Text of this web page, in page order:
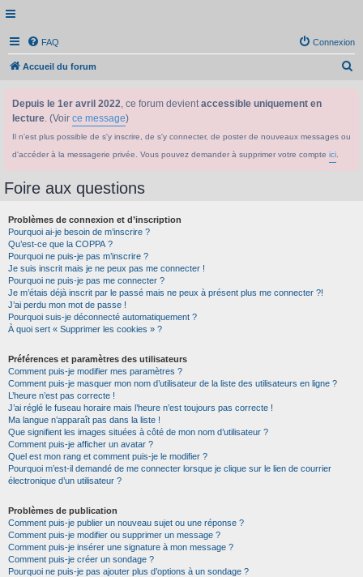
FAQ Connexion
Accueil du forum
Depuis le 1er avril 2022, ce forum devientaccessible uniquement en
lecture. (Voir ce message)
Il n'est plus possible de s'y inscrire, de s'y connecter, de poster de nouveaux messages ou
d'accéder à la messagerie privée. Vous pouvez demander à supprimer votre compte ici
Foire aux questions
Problèmes de connexion et d’inscription
Pourquoi ai-je besoin de m’inscrire ?
Qu’est-ce que la COPPA ?
Pourquoi ne puis-je pas m’inscrire ?
Je suis inscrit mais je ne peux pas me connecter !
Pourquoi ne puis-je pas me connecter ?
Je m’étais déjà inscrit par le passé mais ne peux à présent plus me connecter ?!
J’ai perdu mon mot de passe !
Pourquoi suis-je déconnecté automatiquement ?
À quoi sert « Supprimer les cookies » ?
Préférences et paramètres des utilisateurs
Comment puis-je modifier mes paramètres ?
Comment puis-je masquer mon nom d’utilisateur de la liste des utilisateurs en ligne ?
L’heure n’est pas correcte !
J’ai réglé le fuseau horaire mais l’heure n’est toujours pas correcte !
Ma langue n’apparaît pas dans la liste !
Que signifient les images situées à côté de mon nom d’utilisateur ?
Comment puis-je afficher un avatar ?
Quel est mon rang et comment puis-je le modifier ?
Pourquoi m’est-il demandé de me connecter lorsque je clique sur le lien de courrier
électronique d’un utilisateur ?
Problèmes de publication
Comment puis-je publier un nouveau sujet ou une réponse ?
Comment puis-je modifier ou supprimer un message ?
Comment puis-je insérer une signature à mon message ?
Comment puis-je créer un sondage ?
Pourquoi ne puis-je pas ajouter plus d’options à un sondage ?